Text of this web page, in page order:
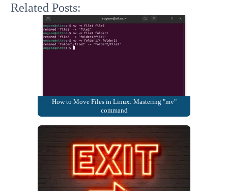
Related Posts:
How to Move Files in Linux: Mastering "mv"
command